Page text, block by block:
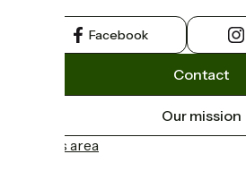
Facebook
Contact
Our mission
Press area